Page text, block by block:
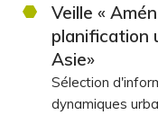
Veille «
planification
Asie»
Sélection
dynamiques